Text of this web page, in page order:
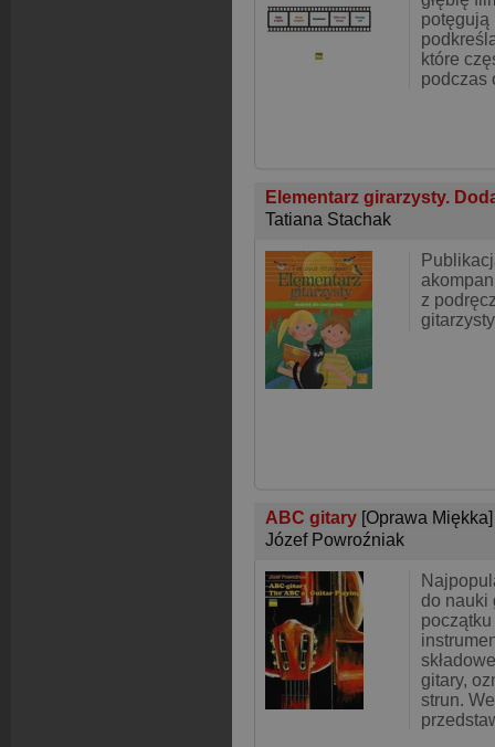
potęgują
które
podczas
Elementarz girarzysty.
Tatiana Stachak
z
ABC gitary [Oprawa Miękka]
Józef Powroźniak
do nauki
gitary,
strun.